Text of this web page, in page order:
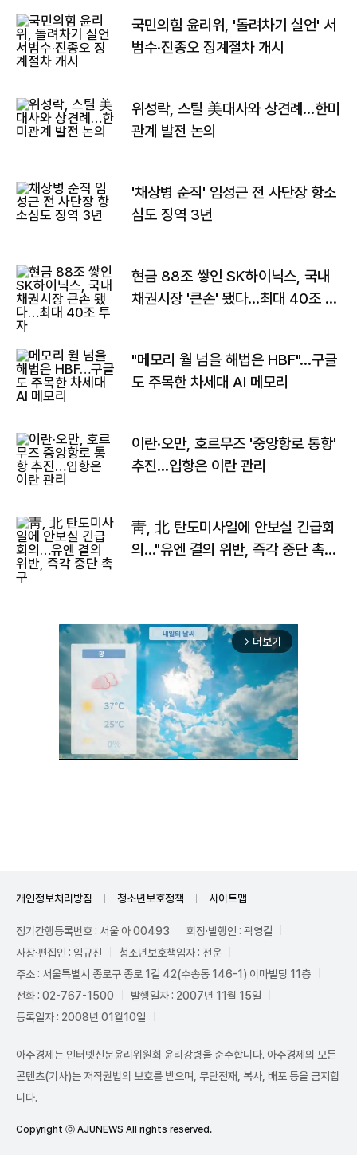
국민의힘 윤리위, '돌려차기 실언' 서
범수·진종오 징계절차 개시
위성락, 스틸 美대사와 상견례…한미
관계 발전 논의
'채상병 순직' 임성근 전 사단장 항소
심도 징역 3년
현금 88조 쌓인 SK하이닉스, 국내
채권시장 '큰손' 됐다…최대 40조 투
"메모리 월 넘을 해법은 HBF"…구글
도 주목한 차세대 AI 메모리
이란·오만, 호르무즈 '중앙항로 통항'
추진…입항은 이란 관리
靑, 北 탄도미사일에 안보실 긴급회
의…"유엔 결의 위반, 즉각 중단 촉
arrow_forward_ios 더보기
개인정보처리방침 청소년보호정책 사이트맵
정기간행등록번호 : 서울 아 00493
회장·발행인 : 곽영길
사장·편집인 : 임규진
청소년보호책임자 : 전운
주소 : 서울특별시 종로구 종로 1길 42(수송동 146-1) 이마빌딩 11층
전화 : 02-767-1500
발행일자 : 2007년 11월 15일
등록일자 : 2008년 01월10일
아주경제는 인터넷신문윤리위원회 윤리강령을 준수합니다. 아주경제의 모든
콘텐츠(기사)는 저작권법의 보호를 받으며, 무단전재, 복사, 배포 등을 금지합
니다.
Copyright ⓒ AJUNEWS All rights reserved.